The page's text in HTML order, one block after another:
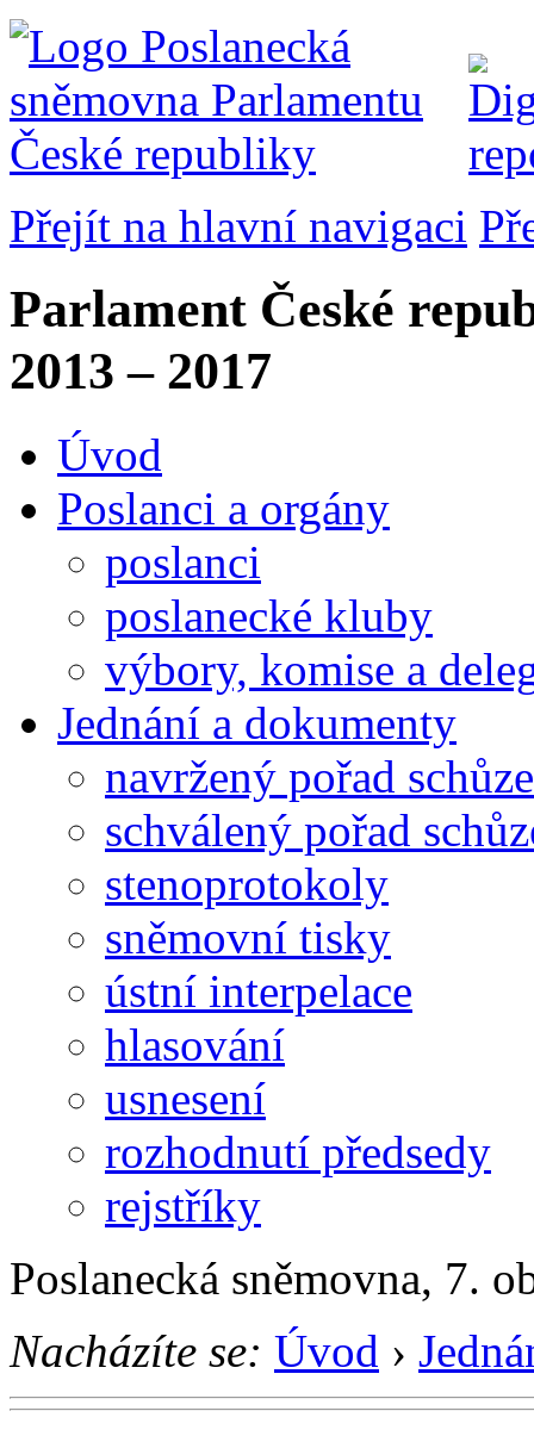
Přejít na hlavní navigaci
Parlament České
2013 – 2017
Úvod
Poslanci a orgány
poslanci
poslanecké kluby
výbory, komise a
Jednání a dokumenty
navržený pořad schůze
schválený pořad
stenoprotokoly
sněmovní tisky
ústní interpelace
hlasování
usnesení
rozhodnutí předsedy
rejstříky
Poslanecká sněmovna, 7.
Nacházíte se: Úvod ›